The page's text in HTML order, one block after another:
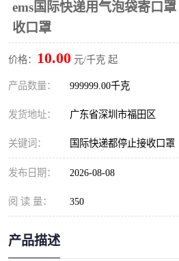
ems国际快递用气泡袋寄口
收口罩
价格： 10.00 元/千克 起
产品数量： 999999.00千克
发货地址： 广东省深圳市福田区
关键词： 国际快递都停止接收口罩
发布日期： 2026-08-08
阅 读 量： 350
产品描述